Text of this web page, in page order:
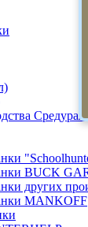
BUCK
других
MANKOFF